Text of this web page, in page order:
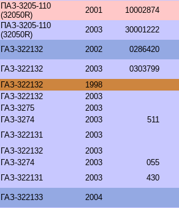
ПАЗ-3205-110
(32050R)
2001 10002874
ПАЗ-3205-110
(32050R)
2003 30001222
ГАЗ-322132 2002 0286420
ГАЗ-322132 2003
0303799
ГАЗ-322132
1998
ГАЗ-322132
2003
ГАЗ-3275
2003
ГАЗ-3274 2003
511
ГАЗ-322131
2003
ГАЗ-322132
2003
ГАЗ-3274 2003
055
ГАЗ-322131 2003 430
ГАЗ-322133 2004